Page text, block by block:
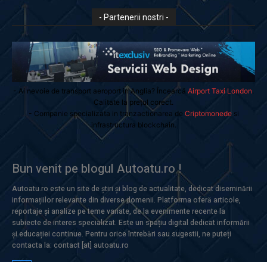
- Partenerii nostri -
- Ai nevoie de transport aeroport in Anglia? Încearcă Airport Taxi London
Calitate la prețul corect.
- Companie specializata in tranzactionarea de Criptomonedesi
infrastructura blockchain.
Bun venit pe blogul Autoatu.ro !
Autoatu.ro este un site de știri și blog de actualitate, dedicat diseminării
informațiilor relevante din diverse domenii. Platforma oferă articole,
reportaje și analize pe teme variate, de la evenimente recente la
subiecte de interes specializat. Este un spațiu digital dedicat informării
și educației continue. Pentru orice întrebări sau sugestii, ne puteți
contacta la: contact [at] autoatu.ro